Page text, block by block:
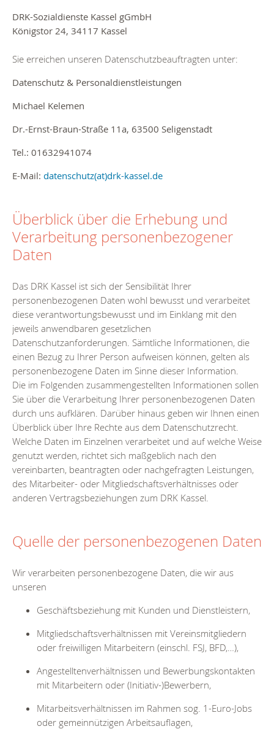
DRK-Sozialdienste Kassel gGmbH
Königstor 24, 34117 Kassel
Sie erreichen unseren Datenschutzbeauftragten unter:
Datenschutz & Personaldienstleistungen
Michael Kelemen
Dr.-Ernst-Braun-Straße 11a, 63500 Seligenstadt
Tel.: 01632941074
E-Mail: datenschutz(at)drk-kassel.de
Überblick über die Erhebung und
Verarbeitung personenbezogener
Daten
Das DRK Kassel ist sich der Sensibilität Ihrer
personenbezogenen Daten wohl bewusst und verarbeitet
diese verantwortungsbewusst und im Einklang mit den
jeweils anwendbaren gesetzlichen
Datenschutzanforderungen. Sämtliche Informationen, die
einen Bezug zu Ihrer Person aufweisen können, gelten als
personenbezogene Daten im Sinne dieser Information.
Die im Folgenden zusammengestellten Informationen sollen
Sie über die Verarbeitung Ihrer personenbezogenen Daten
durch uns aufklären. Darüber hinaus geben wir Ihnen einen
Überblick über Ihre Rechte aus dem Datenschutzrecht.
Welche Daten im Einzelnen verarbeitet und auf welche Weise
genutzt werden, richtet sich maßgeblich nach den
vereinbarten, beantragten oder nachgefragten Leistungen,
des Mitarbeiter- oder Mitgliedschaftsverhältnisses oder
anderen Vertragsbeziehungen zum DRK Kassel.
Quelle der personenbezogenen Daten
Wir verarbeiten personenbezogene Daten, die wir aus
unseren
Geschäftsbeziehung mit Kunden und Dienstleistern,
Mitgliedschaftsverhältnissen mit Vereinsmitgliedern
oder freiwilligen Mitarbeitern (einschl. FSJ, BFD,…),
Angestelltenverhältnissen und Bewerbungskontakten
mit Mitarbeitern oder (Initiativ-)Bewerbern,
Mitarbeitsverhältnissen im Rahmen sog. 1-Euro-Jobs
oder gemein­nützigen Arbeitsauflagen,